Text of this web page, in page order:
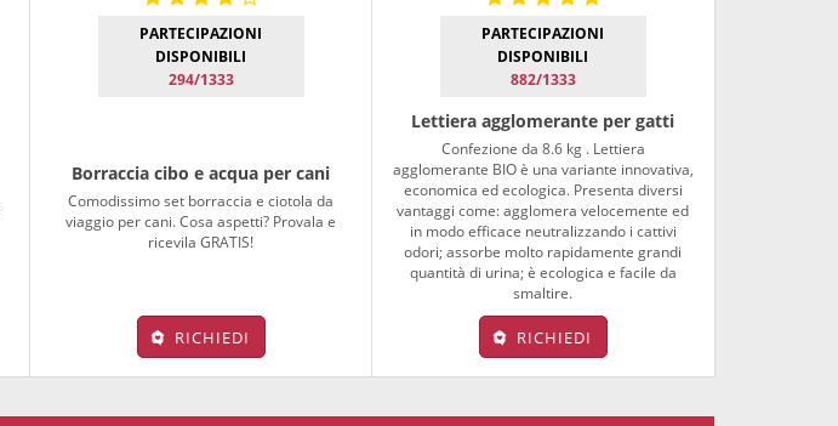
PARTECIPAZIONI
DISPONIBILI
294/1333
Borraccia cibo e acqua per cani
Comodissimo set borraccia e ciotola da
viaggio per cani. Cosa aspetti? Provala e
ricevila GRATIS!
RICHIEDI
PARTECIPAZIONI
DISPONIBILI
882/1333
Lettiera agglomerante per gatti
Confezione da 8.6 kg . Lettiera
agglomerante BIO è una variante innovativa,
economica ed ecologica. Presenta diversi
vantaggi come: agglomera velocemente ed
in modo efficace neutralizzando i cattivi
odori; assorbe molto rapidamente grandi
quantità di urina; è ecologica e facile da
smaltire.
RICHIEDI